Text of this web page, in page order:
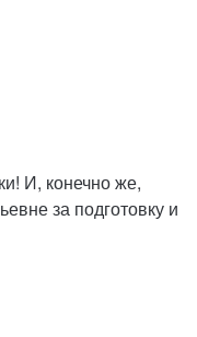
И, конечно же,
за подготовку и